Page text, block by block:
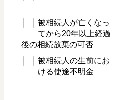
被相続人が亡くなっ
てから20年以上経過
後の相続放棄の可否
被相続人の生前にお
ける使途不明金